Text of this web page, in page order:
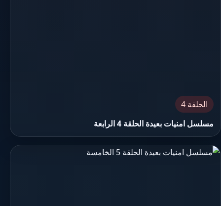
الحلقة 4
مسلسل امنيات بعيدة الحلقة 4 الرابعة